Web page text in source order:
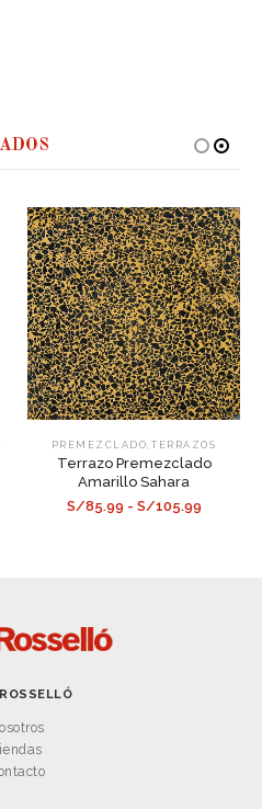
PREMEZCLADO ,TERRAZOS
Terrazo Premezclado
Amarillo Sahara
S/85.99 - S/105.99